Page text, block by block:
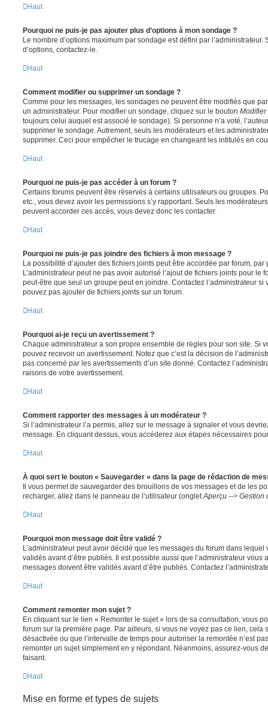
Haut
Pourquoi ne puis-je pas ajouter plus d’options à mon sondage ?
Le nombre d’options maximum par sondage est défini par l’administrateur.
d’options, contactez-le.
Haut
Comment modifier ou supprimer un sondage ?
Comme pour les messages, les sondages ne peuvent être modifiés que
un administrateur. Pour modifier un sondage, cliquez sur le bouton Modifier
toujours celui auquel est associé le sondage). Si personne n’a voté,
supprimer le sondage. Autrement, seuls les modérateurs et les
supprimer. Ceci pour empêcher le trucage en changeant les intitulés en
Haut
Pourquoi ne puis-je pas accéder à un forum ?
Certains forums peuvent être réservés à certains utilisateurs ou groupes.
etc., vous devez avoir les permissions s’y rapportant. Seuls les
peuvent accorder ces accès, vous devez donc les contacter.
Haut
Pourquoi ne puis-je pas joindre des fichiers à mon message ?
La possibilité d’ajouter des fichiers joints peut être accordée par forum, par
L’administrateur peut ne pas avoir autorisé l’ajout de fichiers joints pour le
peut-être que seul un groupe peut en joindre. Contactez l’administrateur
pouvez pas ajouter de fichiers joints sur un forum.
Haut
Pourquoi ai-je reçu un avertissement ?
Chaque administrateur a son propre ensemble de règles pour son site. Si
pouvez recevoir un avertissement. Notez que c’est la décision de
pas concerné par les avertissements d’un site donné. Contactez
raisons de votre avertissement.
Haut
Comment rapporter des messages à un modérateur ?
Si l’administrateur l’a permis, allez sur le message à signaler et vous
message. En cliquant dessus, vous accéderez aux étapes nécessaires
Haut
À quoi sert le bouton « Sauvegarder » dans la page de rédaction de
Il vous permet de sauvegarder des brouillons de vos messages et de les
recharger, allez dans le panneau de l’utilisateur (onglet Aperçu --> Gestion
Haut
Pourquoi mon message doit être validé ?
L’administrateur peut avoir décidé que les messages du forum dans lequel
validés avant d’être publiés. Il est possible aussi que l’administrateur vous
messages doivent être validés avant d’être publiés. Contactez
Haut
Comment remonter mon sujet ?
En cliquant sur le lien « Remonter le sujet » lors de sa consultation, vous
forum sur la première page. Par ailleurs, si vous ne voyez pas ce lien, cela
désactivée ou que l’intervalle de temps pour autoriser la remontée n’est
remonter un sujet simplement en y répondant. Néanmoins, assurez-vous
faisant.
Haut
Mise en forme et types de sujets